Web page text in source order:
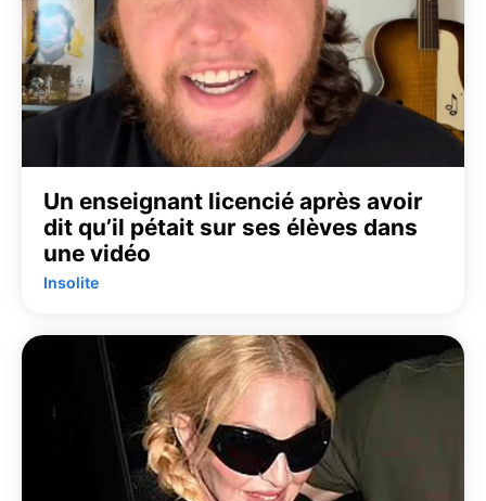
Un enseignant licencié après avoir
dit qu’il pétait sur ses élèves dans
une vidéo
Insolite